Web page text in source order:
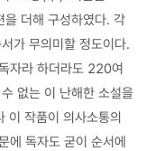
더해 구성하였다. 각
가 무의미할 정도이다.
자라 하더라도 220여
없는 이 난해한 소설을
이 작품이 의사소통의
에 독자도 굳이 순서에